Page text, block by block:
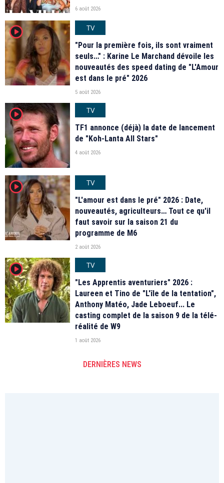
6 août 2026
player2
TV
"Pour la première fois, ils sont vraiment
seuls…" : Karine Le Marchand dévoile les
nouveautés des speed dating de "L'Amour
est dans le pré" 2026
5 août 2026
player2
TV
TF1 annonce (déjà) la date de lancement
de "Koh-Lanta All Stars"
4 août 2026
player2
TV
"L'amour est dans le pré" 2026 : Date,
nouveautés, agriculteurs… Tout ce qu'il
faut savoir sur la saison 21 du
programme de M6
2 août 2026
player2
TV
"Les Apprentis aventuriers" 2026 :
Laureen et Tino de "L'île de la tentation",
Anthony Matéo, Jade Leboeuf... Le
casting complet de la saison 9 de la télé-
réalité de W9
1 août 2026
DERNIÈRES NEWS